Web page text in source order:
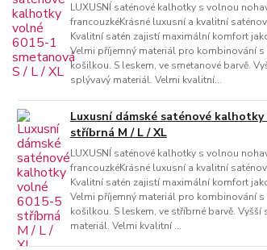
LUXUSNÍ saténové kalhotky s volnou
francouzkéKrásné luxusní a kvalitní
Kvalitní satén zajistí maximální komfort
Velmi příjemný materiál pro kombinování s
košilkou. S leskem, ve smetanové barvě.
splývavý materiál. Velmi kvalitní...
Luxusní dámské saténové
stříbrná M / L / XL
LUXUSNÍ saténové kalhotky s volnou
francouzkéKrásné luxusní a kvalitní
Kvalitní satén zajistí maximální komfort
Velmi příjemný materiál pro kombinování s
košilkou. S leskem, ve stříbrné barvě. Vyšší
materiál. Velmi kvalitní ...